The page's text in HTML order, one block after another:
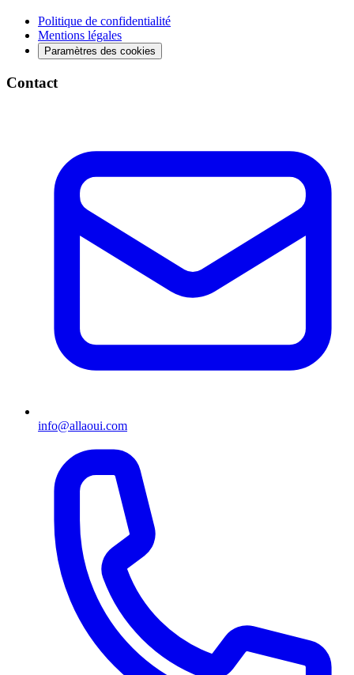
Politique de confidentialité
Mentions légales
Paramètres des cookies
Contact
info@allaoui.com